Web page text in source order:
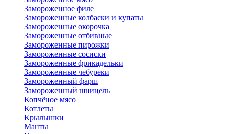
Замороженное филе
Замороженные колбаски и купаты
Замороженные окорочка
Замороженные отбивные
Замороженные пирожки
Замороженные сосиски
Замороженные фрикадельки
Замороженные чебуреки
Замороженный фарш
Замороженный шницель
Копчёное мясо
Котлеты
Крылышки
Манты